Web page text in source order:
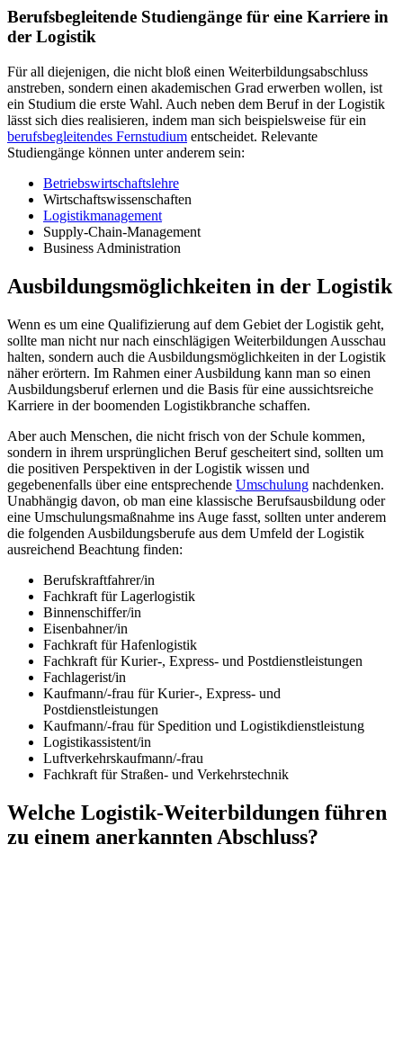
Berufsbegleitende Studiengänge für eine Karriere in
der Logistik
Für all diejenigen, die nicht bloß einen Weiterbildungsabschluss
anstreben, sondern einen akademischen Grad erwerben wollen, ist
ein Studium die erste Wahl. Auch neben dem Beruf in der Logistik
lässt sich dies realisieren, indem man sich beispielsweise für ein
berufsbegleitendes Fernstudium entscheidet. Relevante
Studiengänge können unter anderem sein:
Betriebswirtschaftslehre
Wirtschaftswissenschaften
Logistikmanagement
Supply-Chain-Management
Business Administration
Ausbildungsmöglichkeiten in der Logistik
Wenn es um eine Qualifizierung auf dem Gebiet der Logistik geht,
sollte man nicht nur nach einschlägigen Weiterbildungen Ausschau
halten, sondern auch die Ausbildungsmöglichkeiten in der Logistik
näher erörtern. Im Rahmen einer Ausbildung kann man so einen
Ausbildungsberuf erlernen und die Basis für eine aussichtsreiche
Karriere in der boomenden Logistikbranche schaffen.
Aber auch Menschen, die nicht frisch von der Schule kommen,
sondern in ihrem ursprünglichen Beruf gescheitert sind, sollten um
die positiven Perspektiven in der Logistik wissen und
gegebenenfalls über eine entsprechende Umschulung nachdenken.
Unabhängig davon, ob man eine klassische Berufsausbildung oder
eine Umschulungsmaßnahme ins Auge fasst, sollten unter anderem
die folgenden Ausbildungsberufe aus dem Umfeld der Logistik
ausreichend Beachtung finden:
Berufskraftfahrer/in
Fachkraft für Lagerlogistik
Binnenschiffer/in
Eisenbahner/in
Fachkraft für Hafenlogistik
Fachkraft für Kurier-, Express- und Postdienstleistungen
Fachlagerist/in
Kaufmann/-frau für Kurier-, Express- und
Postdienstleistungen
Kaufmann/-frau für Spedition und Logistikdienstleistung
Logistikassistent/in
Luftverkehrskaufmann/-frau
Fachkraft für Straßen- und Verkehrstechnik
Welche Logistik-Weiterbildungen führen
zu einem anerkannten Abschluss?